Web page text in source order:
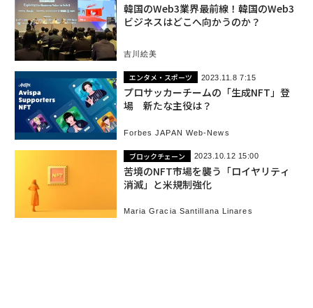
韓国のWeb3業界最前線！韓国のWeb3
ビジネスはどこへ向かうのか？
吉川絵美
エンタメ・スポーツ 2023.11.8 7:15
プロサッカーチームの「生成NFT」登
場 新たな主役は？
Forbes JAPAN Web-News
ブロックチェーン 2023.10.12 15:00
苦境のNFT市場を襲う「ロイヤリティ
消滅」と米規制強化
Maria Gracia Santillana Linares